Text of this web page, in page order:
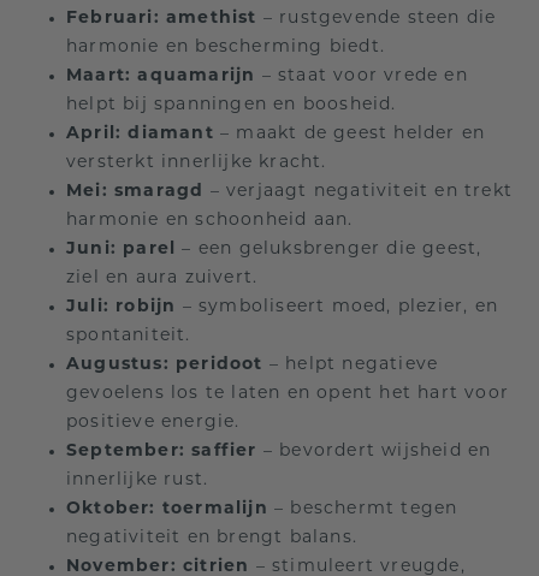
Februari: amethist – rustgevende steen die
harmonie en bescherming biedt.
Maart: aquamarijn – staat voor vrede en
helpt bij spanningen en boosheid.
April: diamant – maakt de geest helder en
versterkt innerlijke kracht.
Mei: smaragd – verjaagt negativiteit en trekt
harmonie en schoonheid aan.
Juni: parel – een geluksbrenger die geest,
ziel en aura zuivert.
Juli: robijn – symboliseert moed, plezier, en
spontaniteit.
Augustus: peridoot – helpt negatieve
gevoelens los te laten en opent het hart voor
positieve energie.
September: saffier – bevordert wijsheid en
innerlijke rust.
Oktober: toermalijn – beschermt tegen
negativiteit en brengt balans.
November: citrien – stimuleert vreugde,